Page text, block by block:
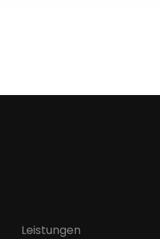
Leistungen